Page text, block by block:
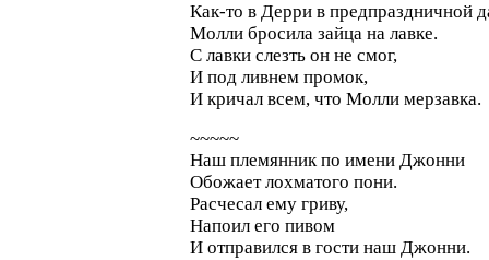
Как-то в Дерри в предпраздничной
Молли бросила зайца на лавке.
С лавки слезть он не смог,
И под ливнем промок,
И кричал всем, что Молли мерзавка.
~~~~~
Наш племянник по имени Джонни
Обожает лохматого пони.
Расчесал ему гриву,
Напоил его пивом
И отправился в гости наш Джонни.